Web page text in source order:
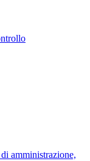
amministrazione,